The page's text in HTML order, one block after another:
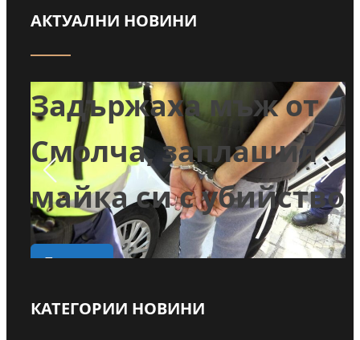
АКТУАЛНИ НОВИНИ
Задържаха мъж от
Смолча, заплашил
майка си с убийство
Прочети
КАТЕГОРИИ НОВИНИ